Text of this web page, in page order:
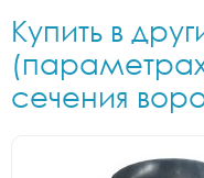
Купить в
сечения